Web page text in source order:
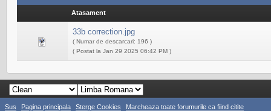
Atasament
33b correction.jpg
( Numar de descarcari: 196 )
( Postat la Jan 29 2025 06:42 PM )
Sus Pagina principala Sterge Cookies Marcheaza toate forumurile ca fiind citite